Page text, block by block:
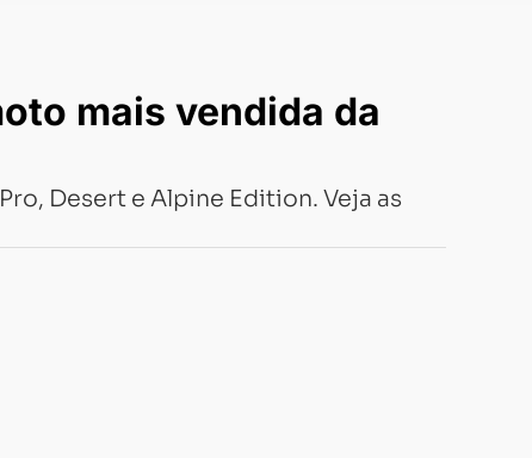
mais vendida da
Desert e Alpine Edition. Veja as